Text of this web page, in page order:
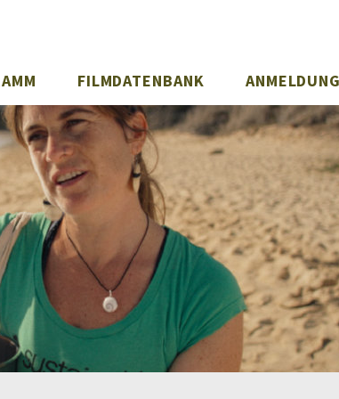
FILMDATENBANK ANMELDUNG